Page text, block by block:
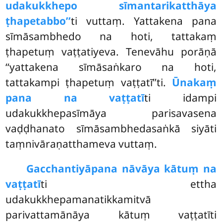
udakukkhepo sīmantarikatthāya
ṭhapetabbo’’ti vuttaṃ. Yattakena pana
sīmāsambhedo na hoti, tattakaṃ
ṭhapetuṃ vaṭṭatiyeva. Tenevāhu porāṇā
‘‘yattakena sīmāsaṅkaro na hoti,
tattakampi ṭhapetuṃ vaṭṭatī’’ti. Ūnakaṃ
pana na vaṭṭatīti idampi
udakukkhepasīmāya parisavasena
vaḍḍhanato sīmāsambhedasaṅkā siyāti
taṃnivāraṇatthameva vuttaṃ.
Gacchantiyāpana nāvāya kātuṃ na
vaṭṭatīti ettha
udakukkhepamanatikkamitvā
parivattamānāya kātuṃ vaṭṭatīti